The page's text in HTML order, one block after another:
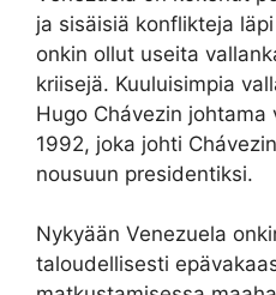
ja sisäisiä konflikteja
onkin ollut useita
kriisejä. Kuuluisimpia
Hugo Chávezin johtama
1992, joka johti
nousuun presidentiksi.
Nykyään Venezuela
taloudellisesti